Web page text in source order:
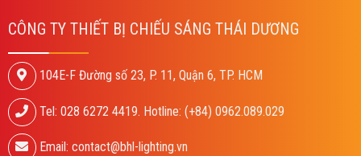
CÔNG TY THIẾT BỊ CHIẾU SÁNG THÁI DƯƠNG
104E-F Đường số 23, P. 11, Quận 6, TP. HCM
Tel: 028 6272 4419. Hotline: (+84) 0962.089.029
Email: contact@bhl-lighting.vn